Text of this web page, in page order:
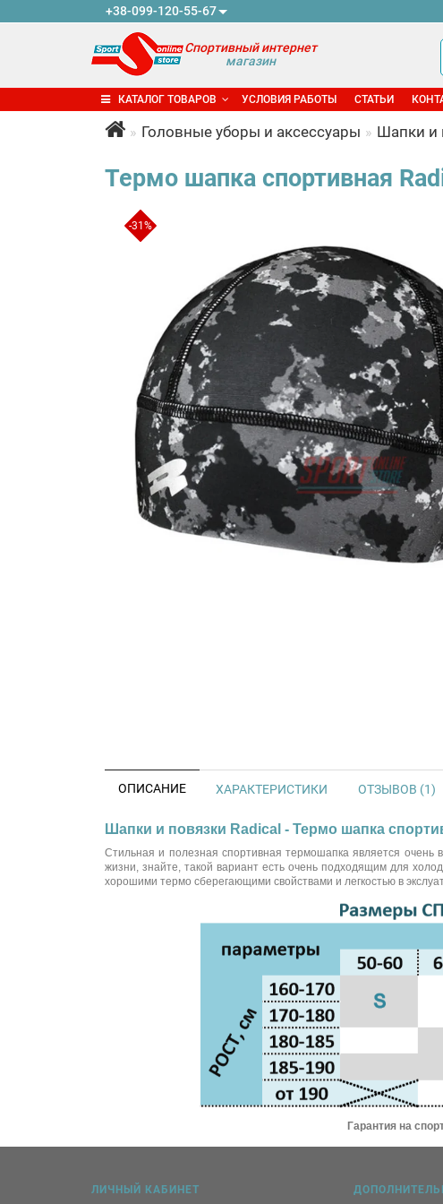
+38-099-120-55-67
Спортивный интернет
магазин
КАТАЛОГ ТОВАРОВ УСЛОВИЯ РАБОТЫ СТАТЬИ
Головные уборы и аксессуары Шапки и
Термо шапка спортивная
-31%
ОПИСАНИЕ ХАРАКТЕРИСТИКИ ОТЗЫВОВ (1)
Шапки и повязки Radical - Термо шапка
Стильная и полезная спортивная термошапка является очень
жизни, знайте, такой вариант есть очень подходящим для
хорошими термо сберегающими свойствами и легкостью в
Гарантия на
ЛИЧНЫЙ КАБИНЕТ